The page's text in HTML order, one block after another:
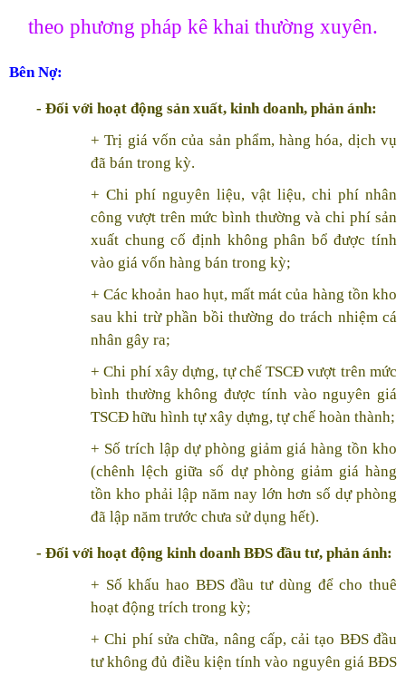
theo phương pháp kê khai thường xuyên.
Bên Nợ:
- Đối với hoạt động sản xuất, kinh doanh, phản ánh:
+ Trị giá vốn của sản phẩm, hàng hóa, dịch vụ
đã bán trong kỳ.
+ Chi phí nguyên liệu, vật liệu, chi phí nhân
công vượt trên mức bình thường và chi phí sản
xuất chung cố định không phân bổ được tính
vào giá vốn hàng bán trong kỳ;
+ Các khoản hao hụt, mất mát của hàng tồn kho
sau khi trừ phần bồi thường do trách nhiệm cá
nhân gây ra;
+ Chi phí xây dựng, tự chế TSCĐ vượt trên mức
bình thường không được tính vào nguyên giá
TSCĐ hữu hình tự xây dựng, tự chế hoàn thành;
+ Số trích lập dự phòng giảm giá hàng tồn kho
(chênh lệch giữa số dự phòng giảm giá hàng
tồn kho phải lập năm nay lớn hơn số dự phòng
đã lập năm trước chưa sử dụng hết).
- Đối với hoạt động kinh doanh BĐS đầu tư, phản ánh:
+ Số khấu hao BĐS đầu tư dùng để cho thuê
hoạt động trích trong kỳ;
+ Chi phí sửa chữa, nâng cấp, cải tạo BĐS đầu
tư không đủ điều kiện tính vào nguyên giá BĐS